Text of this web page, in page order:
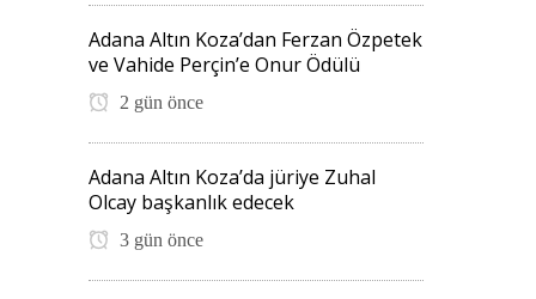
Adana Altın Koza’dan Ferzan Özpetek
ve Vahide Perçin’e Onur Ödülü
2 gün önce
Adana Altın Koza’da jüriye Zuhal
Olcay başkanlık edecek
3 gün önce